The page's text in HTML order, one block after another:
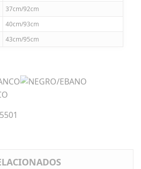
37cm/92cm
40cm/93cm
43cm/95cm